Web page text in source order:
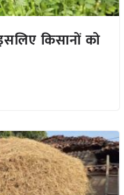
किसानों को